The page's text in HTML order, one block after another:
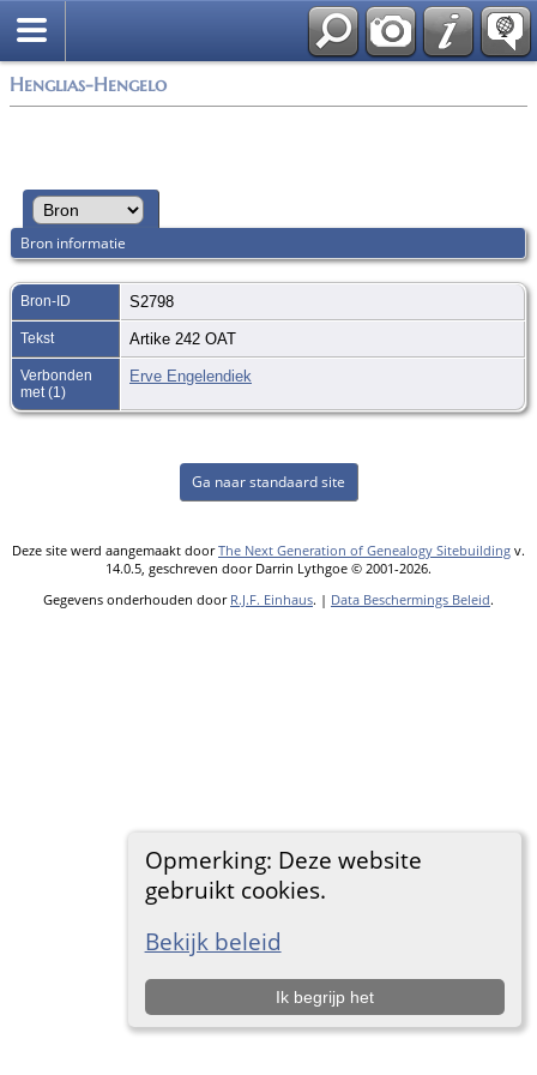
Henglias-Hengelo
Opmerking: Deze website
gebruikt cookies.
Bekijk beleid
Ik begrijp het
Bron informatie
Bron-ID S2798
Tekst Artike 242 OAT
Verbonden
met (1)
Erve Engelendiek
Ga naar standaard site
Deze site werd aangemaakt doorThe Next Generation of Genealogy Sitebuilding v.
14.0.5, geschreven door Darrin Lythgoe © 2001-2026.
Gegevens onderhouden door R.J.F. Einhaus. | Data Beschermings Beleid.